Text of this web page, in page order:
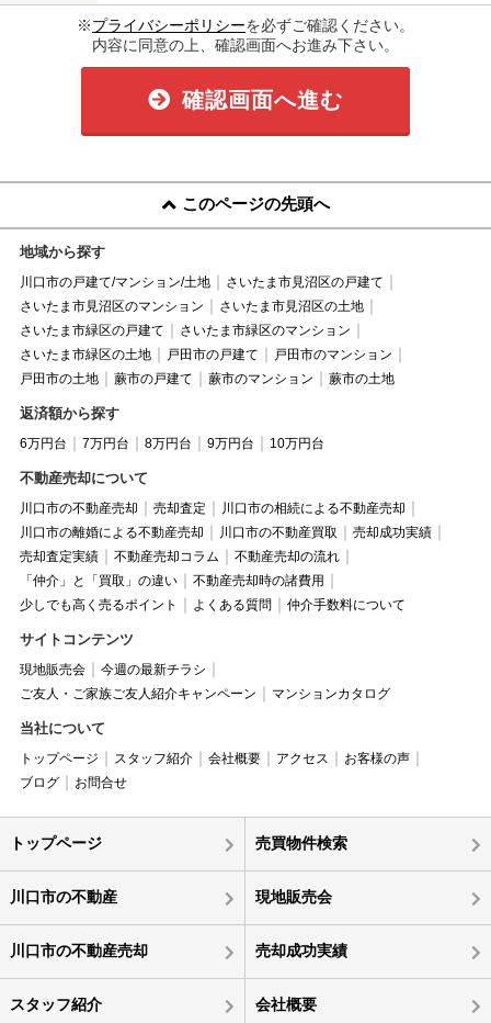
※プライバシーポリシーを必ずご確認ください。
内容に同意の上、確認画面へお進み下さい。
確認画面へ進む
このページの先頭へ
地域から探す
川口市の戸建て/マンション/土地
さいたま市見沼区の戸建て
さいたま市見沼区のマンション
さいたま市見沼区の土地
さいたま市緑区の戸建て
さいたま市緑区のマンション
さいたま市緑区の土地
戸田市の戸建て
戸田市のマンション
戸田市の土地
蕨市の戸建て 蕨市のマンション 蕨市の土地
返済額から探す
6万円台 7万円台 8万円台 9万円台 10万円台
不動産売却について
川口市の不動産売却 売却査定
川口市の相続による不動産売却
川口市の離婚による不動産売却
川口市の不動産買取
売却成功実績
売却査定実績
不動産売却コラム
不動産売却の流れ
「仲介」と「買取」の違い
不動産売却時の諸費用
少しでも高く売るポイント
よくある質問 仲介手数料について
サイトコンテンツ
現地販売会
今週の最新チラシ
ご友人・ご家族ご友人紹介キャンペーン
マンションカタログ
当社について
トップページ スタッフ紹介 会社概要 アクセス
お客様の声
ブログ
お問合せ
トップページ 売買物件検索
川口市の不動産 現地販売会
川口市の不動産売却 売却成功実績
スタッフ紹介 会社概要